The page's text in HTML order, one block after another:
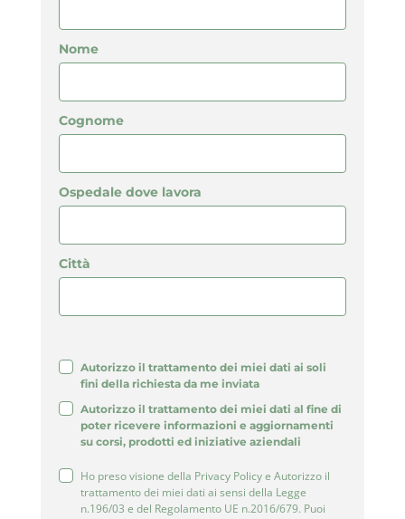
Nome
Cognome
Ospedale dove lavora
Città
Autorizzo il trattamento dei miei dati ai soli
fini della richiesta da me inviata
Autorizzo il trattamento dei miei dati al fine di
poter ricevere informazioni e aggiornamenti
su corsi, prodotti ed iniziative aziendali
Ho preso visione della Privacy Policy e Autorizzo il
trattamento dei miei dati ai sensi della Legge
n.196/03 e del Regolamento UE n.2016/679. Puoi